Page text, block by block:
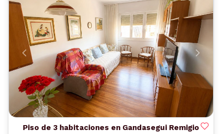
Anterior
Piso de 3 habitaciones en Gandasegui Remigio